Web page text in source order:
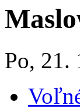
Po, 21.